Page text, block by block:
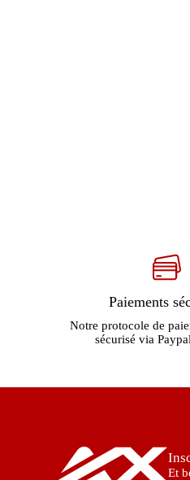
Paiements
Notre protocole de
sécurisé via
Et